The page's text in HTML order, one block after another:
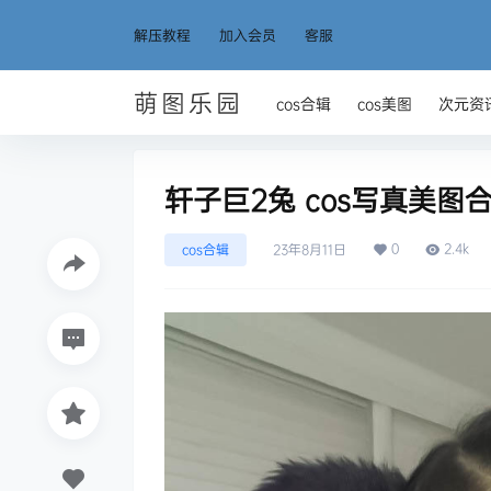
解压教程 加入会员 客服
萌图乐园 cos合辑 cos美图 次元资
轩子巨2兔 cos写真美图
cos合辑 23年8月11日 0 2.4k